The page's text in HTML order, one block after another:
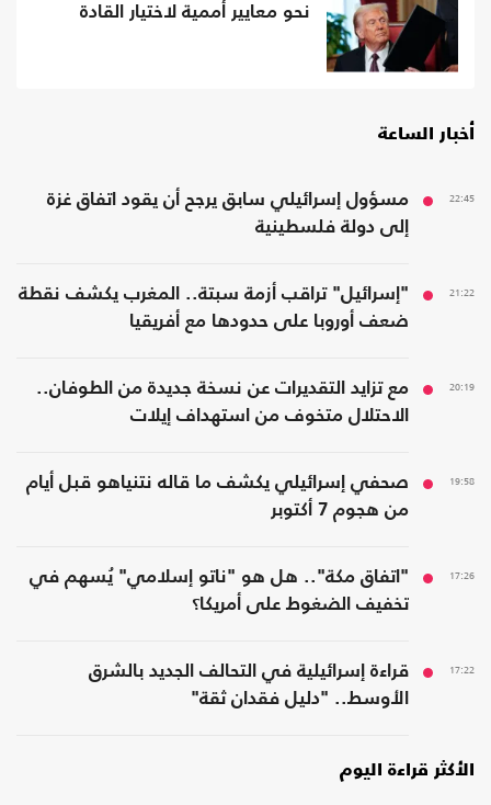
نحو معايير أممية لاختيار القادة
أخبار الساعة
22:45
مسؤول إسرائيلي سابق يرجح أن يقود اتفاق غزة
إلى دولة فلسطينية
21:22
"إسرائيل" تراقب أزمة سبتة.. المغرب يكشف نقطة
ضعف أوروبا على حدودها مع أفريقيا
20:19
مع تزايد التقديرات عن نسخة جديدة من الطوفان..
الاحتلال متخوف من استهداف إيلات
19:58
صحفي إسرائيلي يكشف ما قاله نتنياهو قبل أيام
من هجوم 7 أكتوبر
17:26
"اتفاق مكة".. هل هو "ناتو إسلامي" يُسهم في
تخفيف الضغوط على أمريكا؟
17:22
قراءة إسرائيلية في التحالف الجديد بالشرق
الأوسط.. "دليل فقدان ثقة"
الأكثر قراءة اليوم